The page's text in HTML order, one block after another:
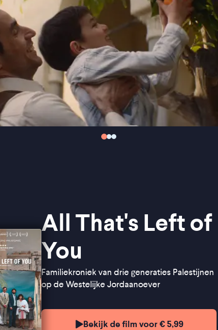
All That's Left of
You
Familiekroniek van drie generaties Palestijnen
op de Westelijke Jordaanoever
Bekijk de film voor € 5,99